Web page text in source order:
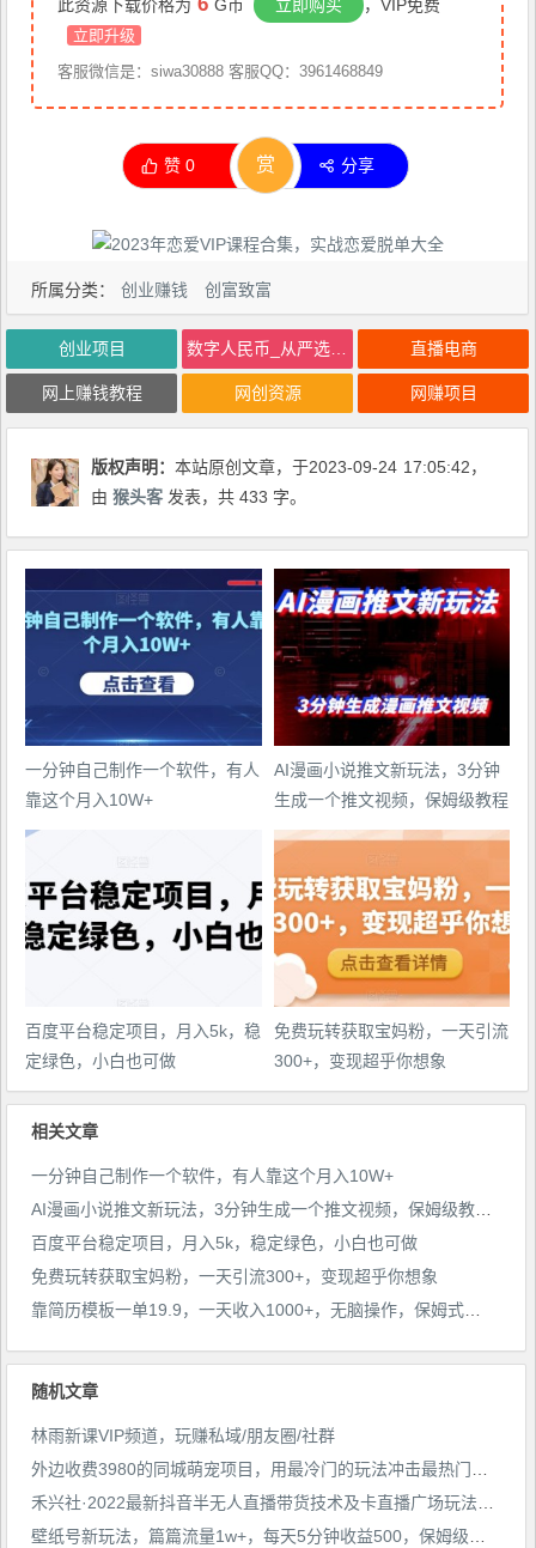
此资源下载价格为 G币 立即购买 ，VIP免费
立即升级
客服微信是：siwa30888 客服QQ：3961468849
赞0 赏 分享
所属分类： 创业赚钱 创富致富
创业项目 数字人民币_从严选为起点细讲个人怎么领红包（单人利润几百+） 直播电商
网上赚钱教程 网创资源 网赚项目
版权声明：本站原创文章，于2023-09-24 17:05:42，
由猴头客 发表，共 433 字。
一分钟自己制作一个软件，有人
靠这个月入10W+
AI漫画小说推文新玩法，3分钟
生成一个推文视频，保姆级教程
【配项目操作和软件教程】
百度平台稳定项目，月入5k，稳
定绿色，小白也可做
免费玩转获取宝妈粉，一天引流
300+，变现超乎你想象
相关文章
一分钟自己制作一个软件，有人靠这个月入10W+
AI漫画小说推文新玩法，3分钟生成一个推文视频，保姆级教程【配项目操作和软件教程】
百度平台稳定项目，月入5k，稳定绿色，小白也可做
免费玩转获取宝妈粉，一天引流300+，变现超乎你想象
靠简历模板一单19.9，一天收入1000+，无脑操作，保姆式教学，首选网赚副业！
随机文章
林雨新课VIP频道，玩赚私域/朋友圈/社群
外边收费3980的同城萌宠项目，用最冷门的玩法冲击最热门的市场【揭秘】
禾兴社·2022最新抖音半无人直播带货技术及卡直播广场玩法，价值699元
壁纸号新玩法，篇篇流量1w+，每天5分钟收益500，保姆级教学【揭秘】